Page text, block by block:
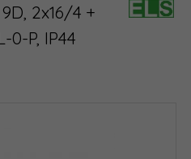
2x16/4 +
0-P, IP44